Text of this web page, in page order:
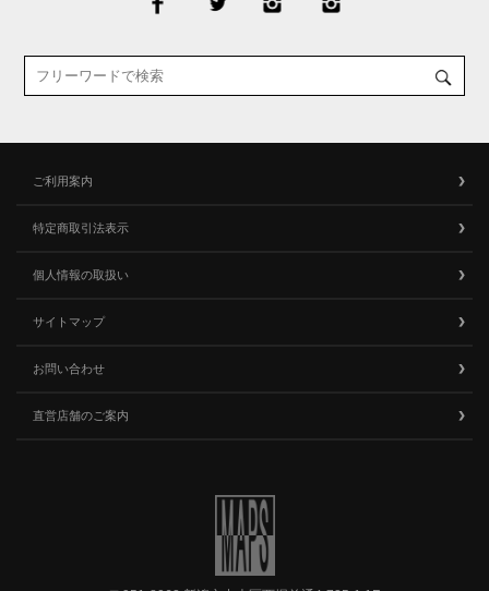
ご利用案内
特定商取引法表示
個人情報の取扱い
サイトマップ
お問い合わせ
直営店舗のご案内